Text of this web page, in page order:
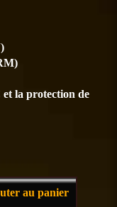
la protection de
au panier